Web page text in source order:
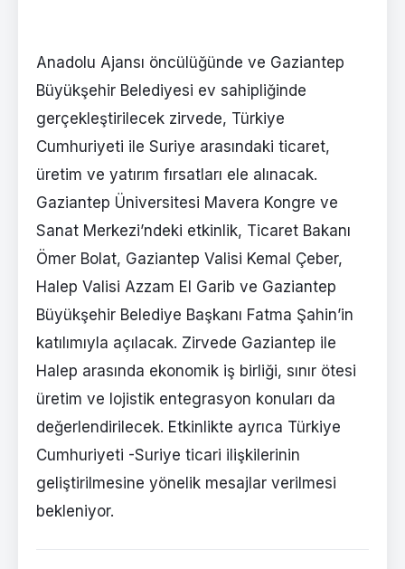
Anadolu Ajansı öncülüğünde ve Gaziantep
Büyükşehir Belediyesi ev sahipliğinde
gerçekleştirilecek zirvede, Türkiye
Cumhuriyeti ile Suriye arasındaki ticaret,
üretim ve yatırım fırsatları ele alınacak.
Gaziantep Üniversitesi Mavera Kongre ve
Sanat Merkezi’ndeki etkinlik, Ticaret Bakanı
Ömer Bolat, Gaziantep Valisi Kemal Çeber,
Halep Valisi Azzam El Garib ve Gaziantep
Büyükşehir Belediye Başkanı Fatma Şahin’in
katılımıyla açılacak. Zirvede Gaziantep ile
Halep arasında ekonomik iş birliği, sınır ötesi
üretim ve lojistik entegrasyon konuları da
değerlendirilecek. Etkinlikte ayrıca Türkiye
Cumhuriyeti -Suriye ticari ilişkilerinin
geliştirilmesine yönelik mesajlar verilmesi
bekleniyor.